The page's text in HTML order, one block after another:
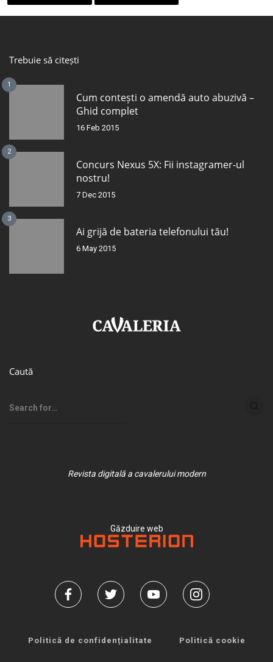
Trebuie să citești
1
Cum contești o amendă auto abuzivă –
Ghid complet
16 Feb 2015
2
Concurs Nexus 5X: Fii instagramer-ul
nostru!
7 Dec 2015
3
Ai grijă de bateria telefonului tău!
6 May 2015
Caută
Revista digitală a cavalerului modern
Găzduire web
Politică de confidențialitate Politică cookie